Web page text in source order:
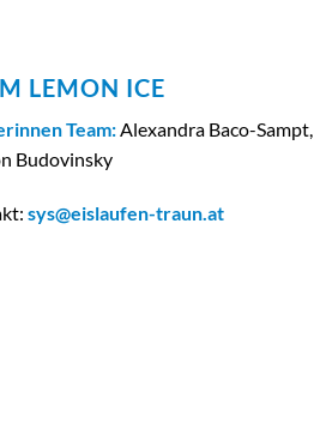
LEMON ICE
Team: Alexandra Baco-Sampt,
Budovinsky
sys@eislaufen-traun.at